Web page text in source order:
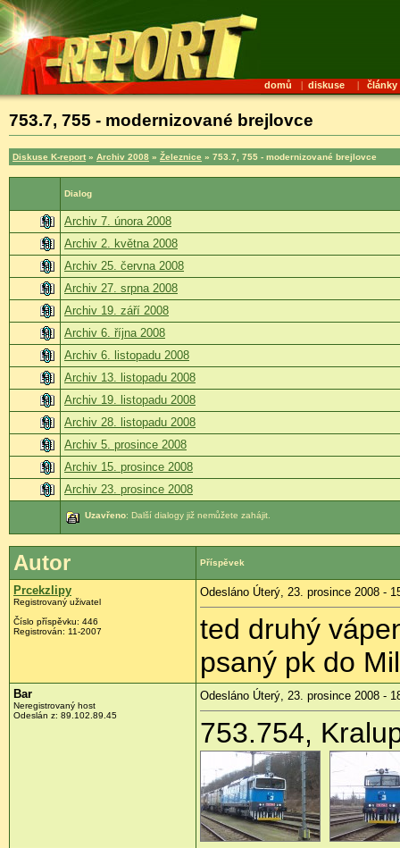
domů | diskuse | články
753.7, 755 - modernizované brejlovce
Diskuse K-report » Archiv 2008 » Železnice » 753.7, 755 - modernizované brejlovce
Dialog
Archiv 7. února 2008
Archiv 2. května 2008
Archiv 25. června 2008
Archiv 27. srpna 2008
Archiv 19. září 2008
Archiv 6. října 2008
Archiv 6. listopadu 2008
Archiv 13. listopadu 2008
Archiv 19. listopadu 2008
Archiv 28. listopadu 2008
Archiv 5. prosince 2008
Archiv 15. prosince 2008
Archiv 23. prosince 2008
Uzavřeno: Další dialogy již nemůžete zahájit.
Autor Příspěvek
Prcekzlipy
Registrovaný uživatel
Číslo příspěvku: 446
Registrován: 11-2007
Odesláno Úterý, 23. prosince 2008 -
ted druhý
psaný pk do
Bar
Neregistrovaný host
Odeslán z: 89.102.89.45
Odesláno Úterý, 23. prosince 2008 -
753.754,